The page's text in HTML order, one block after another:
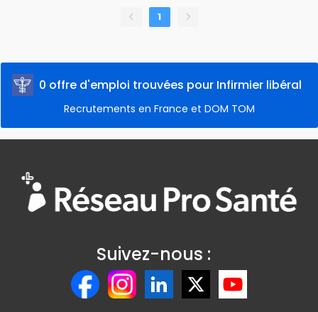
0 offre d'emploi trouvées pour Infirmier libéral
Recrutements en France et DOM TOM
1
Suivez-nous :